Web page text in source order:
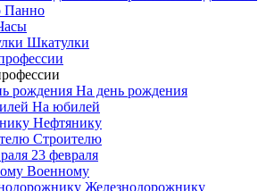
Панно
Шкатулки
На день рождения
На юбилей
Нефтянику
Строителю
23 февраля
Военному
Железнодорожнику